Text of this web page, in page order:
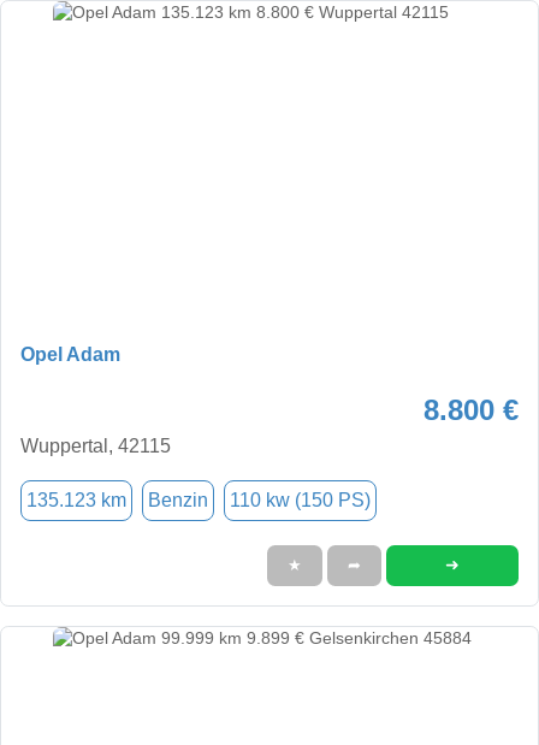
Opel Adam
8.800 €
Wuppertal, 42115
135.123 km Benzin 110 kw (150 PS)
★ ➦ ➜